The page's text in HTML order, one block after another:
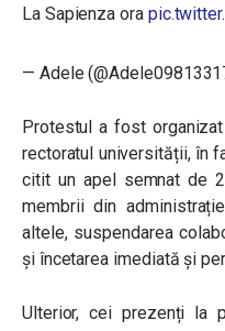
La Sapienza ora
— Adele
Protestul a fost
rectoratul universității, în
citit un apel semnat de
membrii din
altele, suspendarea
și încetarea imediată și
Ulterior, cei prezenți la